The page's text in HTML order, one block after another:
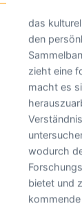
das
den
zieht eine
macht es
wodurch
bietet und